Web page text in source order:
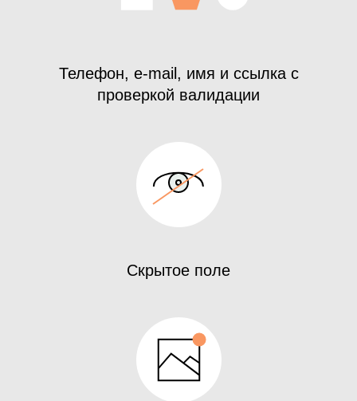
Телефон, e-mail, имя и ссылка с
проверкой валидации
Скрытое поле